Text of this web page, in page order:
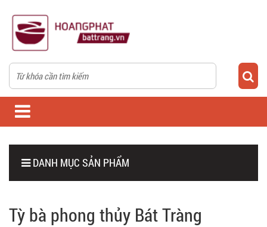
DANH MỤC SẢN PHẨM
Tỳ bà phong thủy Bát Tràng